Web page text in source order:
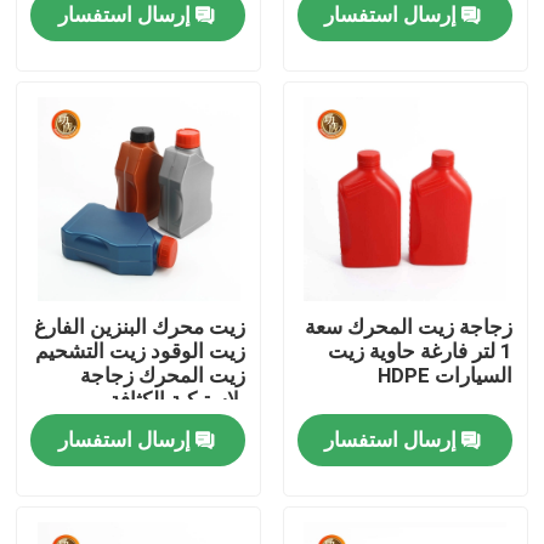
المنتجات
عرض الواقع الافتراضي
حول بنا
جولة في المعمل
ضبط الجودة
إرسال استفسار
إرسال استفسار
زجاجة زيت المحرك سعة
1 لتر فارغة حاوية زيت
السيارات HDPE
إرسال استفسار
زيت محرك البنزين الفارغ
زيت الوقود زيت التشحيم
زيت المحرك زجاجة
بلاستيكية الكثافة
إرسال استفسار